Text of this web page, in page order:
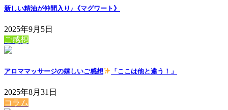
新しい精油が仲間入り♪《マグワート》
2025年9月5日
ご感想
アロママッサージの嬉しいご感想 「ここは他と違う！」
2025年8月31日
コラム